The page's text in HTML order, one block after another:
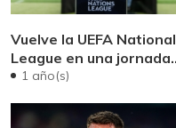
Vuelve la UEFA National
League en una jornada
llena de emociones
1 año(s)